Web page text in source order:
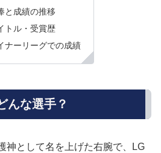
と成績の推移
トル・受賞歴
ナーリーグでの成績
んな選手？
神として名を上げた右腕で、LG